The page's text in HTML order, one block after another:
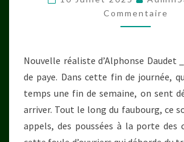
Commentaire
Nouvelle réaliste d’Alphonse Daudet
de paye. Dans cette fin de journée,
temps une fin de semaine, on sent
arriver. Tout le long du faubourg, ce
appels, des poussées à la porte des